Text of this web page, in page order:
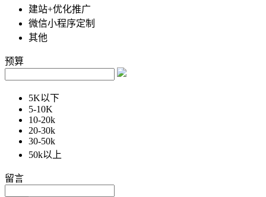
建站+优化推广
微信小程序定制
其他
预算
5K以下
5-10K
10-20k
20-30k
30-50k
50k以上
留言